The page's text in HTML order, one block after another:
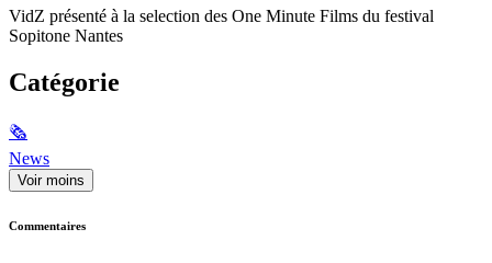
VidZ présenté à la selection des One Minute Films du festival
Sopitone Nantes
Catégorie
🗞
News
Voir moins
Commentaires